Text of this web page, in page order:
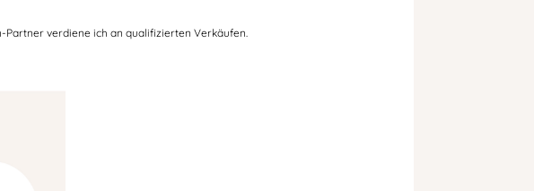
Partner verdiene ich an qualifizierten Verkäufen.